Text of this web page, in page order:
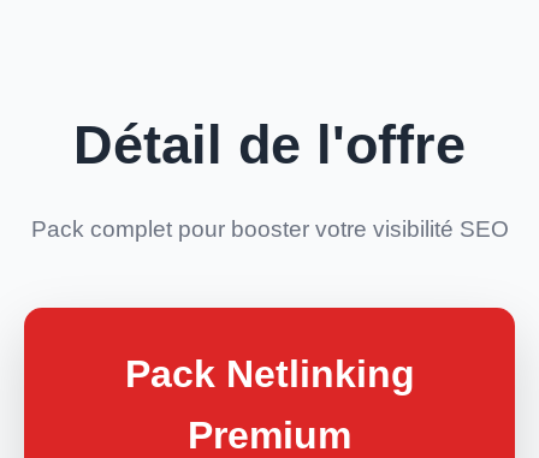
Détail de l'offre
Pack complet pour booster votre visibilité SEO
Pack Netlinking
Premium